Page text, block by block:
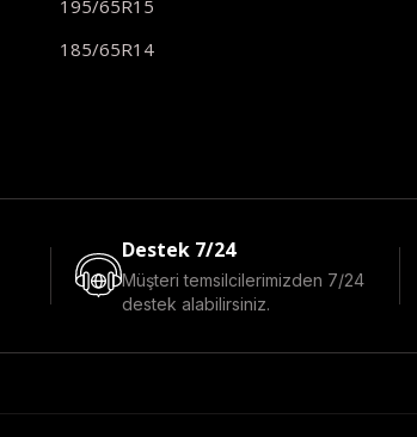
195/65R15
185/65R14
Destek 7/24
Müşteri temsilcilerimizden 7/24
destek alabilirsiniz.